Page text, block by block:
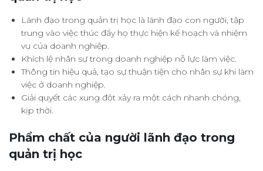
Lãnh đạo trong quản trị học là lãnh đạo con người, tập
trung vào việc thúc đẩy họ thực hiện kế hoạch và nhiệm
vụ của doanh nghiệp.
Khích lệ nhân sự trong doanh nghiệp nỗ lực làm việc.
Thông tin hiệu quả, tạo sự thuận tiện cho nhân sự khi làm
việc ở doanh nghiệp.
Giải quyết các xung đột xảy ra một cách nhanh chóng,
kịp thời.
Phẩm chất của người lãnh đạo trong
quản trị học